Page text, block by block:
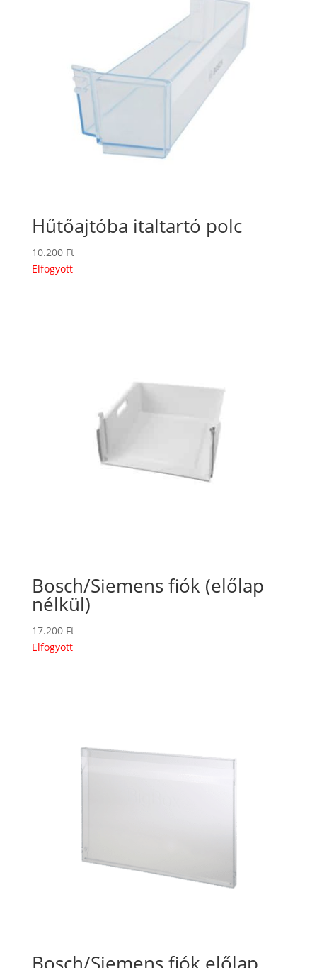
Hűtőajtóba italtartó polc
10.200 Ft
Elfogyott
Bosch/Siemens fiók (előlap
nélkül)
17.200 Ft
Elfogyott